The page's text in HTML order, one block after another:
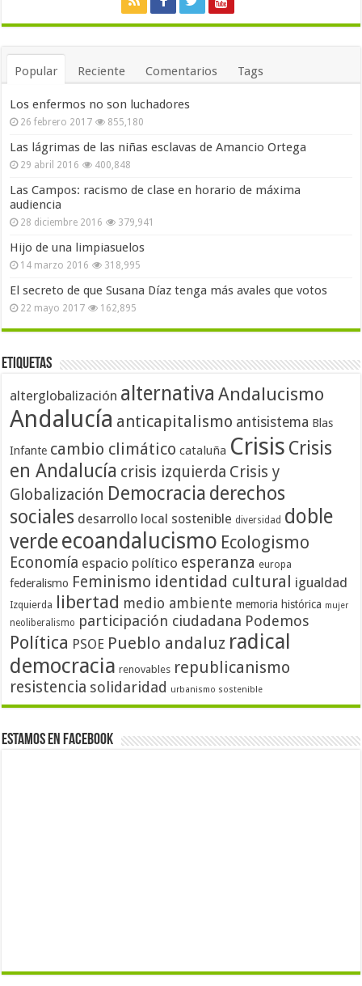
Popular Reciente Comentarios Tags
Los enfermos no son luchadores
26 febrero 2017 855,180
Las lágrimas de las niñas esclavas de Amancio Ortega
29 abril 2016 400,848
Las Campos: racismo de clase en horario de máxima
audiencia
28 diciembre 2016 379,941
Hijo de una limpiasuelos
14 marzo 2016 318,995
El secreto de que Susana Díaz tenga más avales que votos
22 mayo 2017 162,895
Etiquetas
alterglobalización alternativa Andalucismo
Andalucía anticapitalismo antisistema Blas
Infante cambio climático cataluña Crisis Crisis
en Andalucía crisis izquierda Crisis y
Globalización Democracia derechos
sociales desarrollo local sostenible diversidad doble
verdeecoandalucismo Ecologismo
Economía espacio político esperanza europa
federalismo Feminismo identidad cultural igualdad
Izquierda libertad medio ambiente memoria histórica mujer
neoliberalismo participación ciudadana Podemos
Política PSOE Pueblo andaluz radical
democracia renovables republicanismo
resistencia solidaridad urbanismo sostenible
Estamos en Facebook